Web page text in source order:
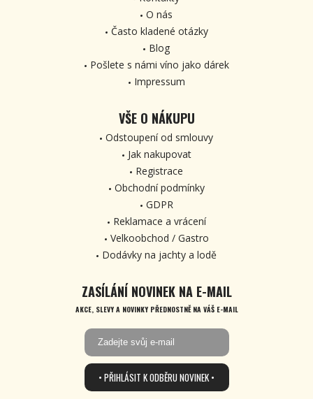
O nás
Často kladené otázky
Blog
Pošlete s námi víno jako dárek
Impressum
VŠE O NÁKUPU
Odstoupení od smlouvy
Jak nakupovat
Registrace
Obchodní podmínky
GDPR
Reklamace a vrácení
Velkoobchod / Gastro
Dodávky na jachty a lodě
ZASÍLÁNÍ NOVINEK NA E-MAIL
AKCE, SLEVY A NOVINKY PŘEDNOSTNĚ NA VÁŠ E-MAIL
• PŘIHLÁSIT K ODBĚRU NOVINEK •